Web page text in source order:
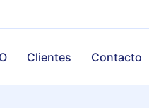
Clientes Contacto